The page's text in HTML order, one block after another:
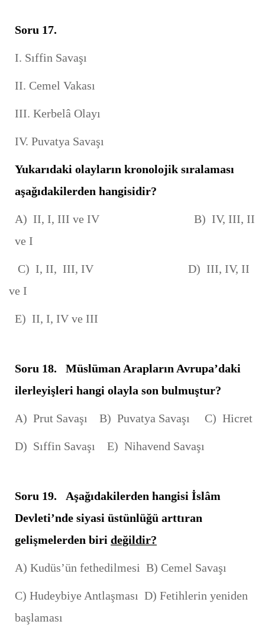
Soru 17.
I. Sıffin Savaşı
II. Cemel Vakası
III. Kerbelâ Olayı
IV. Puvatya Savaşı
Yukarıdaki olayların kronolojik sıralaması
aşağıdakilerden hangisidir?
A) II, I, III ve IV B) IV, III, II
ve I
C) I, II, III, IV D) III, IV, II
ve I
E) II, I, IV ve III
Soru 18.
Müslüman Arapların Avrupa’daki
ilerleyişleri hangi olayla son bulmuştur?
A) Prut Savaşı B) Puvatya Savaşı C) Hicret
D) Sıffin Savaşı E) Nihavend Savaşı
Soru 19. Aşağıdakilerden hangisi İslâm
Devleti’nde siyasi üstünlüğü arttıran
gelişmelerden biri değildir?
A) Kudüs’ün fethedilmesi B) Cemel Savaşı
C) Hudeybiye Antlaşması D) Fetihlerin yeniden
başlaması